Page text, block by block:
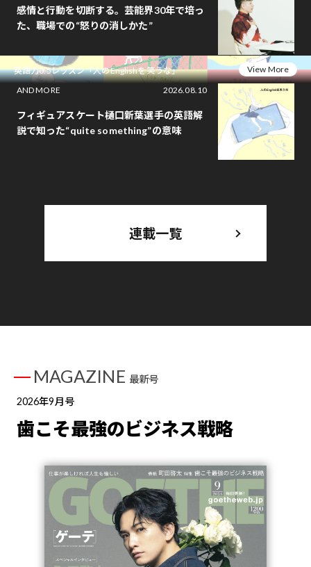
感情と行動を切断する。芸能界30年で培っ
た、職場での“怒りの消しかた”
英語力0.5レッスン「人のEnglishを笑うな」
View More
AND MORE
2026.08.10
フィギュアスケート樋口新葉選手の英語解
説で知った“quite something”の意味
連載一覧
MAGAZINE 最新号
2026年9月号
歯こそ最強のビジネス戦略